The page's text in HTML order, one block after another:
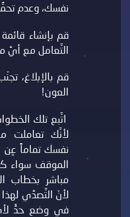
نفسك، وعدم
قم بإنشاء
التَّعامل مع أيِّ
قم بالإبلاغ،
العون!
اتَّبع تلك
لأنَّك تعاملت
نفسك تماماً عن
الموقف سواء
مباشر بخطاب
لأنّ التَّصدِّي
في وضع حدٍّ